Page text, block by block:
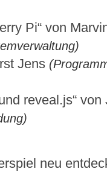
Pi“ von
Jens
reveal.js“
neu